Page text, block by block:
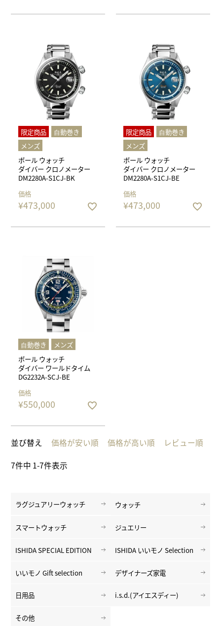
ラグジュアリーウォッチ ウォッチ
スマートウォッチ ジュエリー
ISHIDA SPECIAL EDITION ISHIDA いいモノ Selection
いいモノ Gift selection デザイナーズ家電
日用品 i.s.d.(アイエスディー)
その他
限定商品
⾃動巻き
メンズ
ボール ウォッチ
ダイバー クロノメーター
DM2280A-S1CJ-BK
価格
¥473,000
限定商品
⾃動巻き
メンズ
ボール ウォッチ
ダイバー クロノメーター
DM2280A-S1CJ-BE
価格
¥473,000
⾃動巻き
メンズ
ボール ウォッチ
ダイバー ワールドタイム
DG2232A-SCJ-BE
価格
¥550,000
並び替え 価格が安い順 価格が高い順
レビュー順
7件中 1-7件表示